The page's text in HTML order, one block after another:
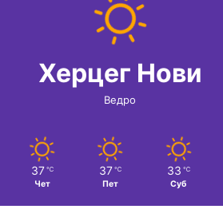
Херцег Нови
Ведро
37 ℃
Чет
37 ℃
Пет
33 ℃
Суб